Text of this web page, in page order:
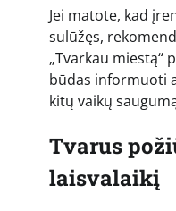
Jei matote, kad
sulūžęs,
„Tvarkau miestą“
būdas informuoti
kitų vaikų
Tvarus
laisvalaikį